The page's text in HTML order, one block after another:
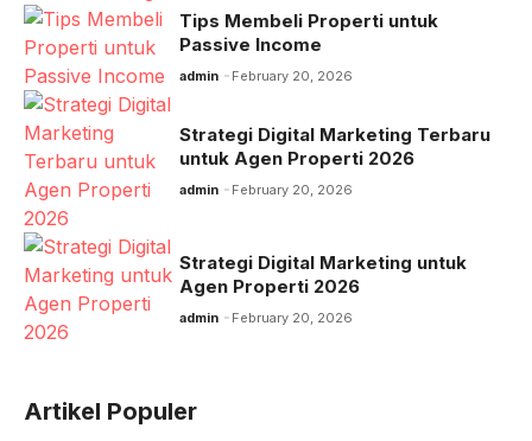
Tips Membeli Properti untuk
Passive Income
admin February 20, 2026
Strategi Digital Marketing Terbaru
untuk Agen Properti 2026
admin February 20, 2026
Strategi Digital Marketing untuk
Agen Properti 2026
admin February 20, 2026
Artikel Populer